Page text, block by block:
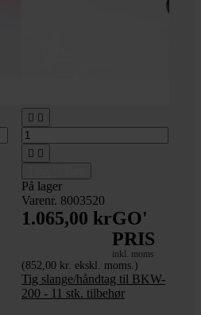
 
 
På lager
Varenr. 8003520
1.065,00 krGO'
PRIS
inkl. moms
(852,00 kr. ekskl. moms.)
Tig slange/håndtag til BKW-
200 - 11 stk. tilbehør